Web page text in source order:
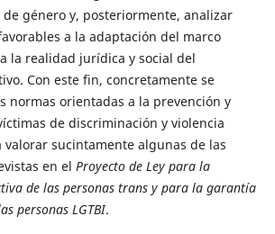
género y, posteriormente, analizar
a la adaptación del marco
la realidad jurídica y social del
Con este fin, concretamente se
normas orientadas a la prevención y
de discriminación y violencia
valorar sucintamente algunas de las
en el Proyecto de Ley para la
de las personas trans y para la garantía
personas LGTBI.